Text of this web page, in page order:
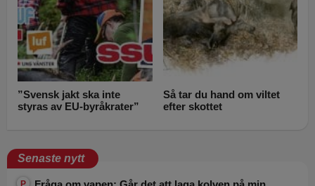
”Svensk jakt ska inte
styras av EU-byråkrater”
Så tar du hand om viltet
efter skottet
Senaste nytt
P